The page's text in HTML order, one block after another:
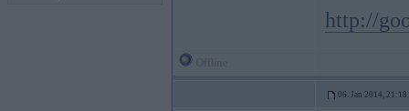
http://
06. Jan 2014, 21:18